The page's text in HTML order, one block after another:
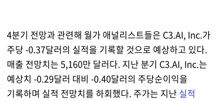
4분기 전망과 관련해 월가 애널리스트들은 C3.AI, Inc.가
주당 -0.37달러의 실적을 기록할 것으로 예상하고 있다.
매출 전망치는 5,160만 달러다. 지난 분기 C3.AI, Inc.는
예상치 -0.29달러 대비 -0.40달러의 주당순이익을
기록하며 실적 전망치를 하회했다. 주가는 지난 실적